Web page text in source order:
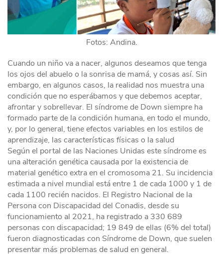
Fotos: Andina.
Cuando un niño va a nacer, algunos deseamos que tenga
los ojos del abuelo o la sonrisa de mamá, y cosas así. Sin
embargo, en algunos casos, la realidad nos muestra una
condición que no esperábamos y que debemos aceptar,
afrontar y sobrellevar. El síndrome de Down siempre ha
formado parte de la condición humana, en todo el mundo,
y, por lo general, tiene efectos variables en los estilos de
aprendizaje, las características físicas o la salud
Según el portal de las Naciones Unidas este síndrome es
una alteración genética causada por la existencia de
material genético extra en el cromosoma 21. Su incidencia
estimada a nivel mundial está entre 1 de cada 1000 y 1 de
cada 1100 recién nacidos. El Registro Nacional de la
Persona con Discapacidad del Conadis, desde su
funcionamiento al 2021, ha registrado a 330 689
personas con discapacidad; 19 849 de ellas (6% del total)
fueron diagnosticadas con Síndrome de Down, que suelen
presentar más problemas de salud en general.